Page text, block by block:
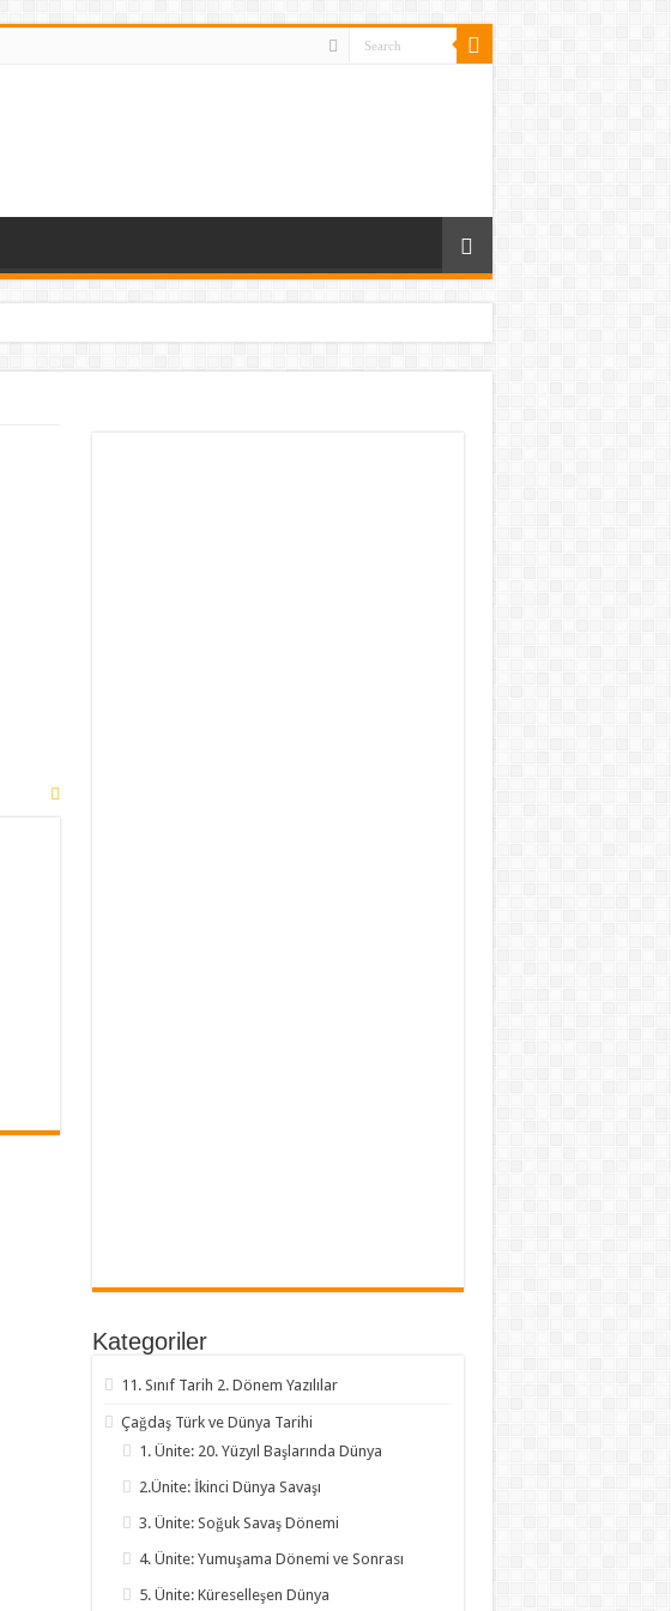
Kategoriler
11. Sınıf Tarih 2. Dönem Yazılılar
Çağdaş Türk ve Dünya Tarihi
1. Ünite: 20. Yüzyıl Başlarında Dünya
2.Ünite: İkinci Dünya Savaşı
3. Ünite: Soğuk Savaş Dönemi
4. Ünite: Yumuşama Dönemi ve Sonrası
5. Ünite: Küreselleşen Dünya